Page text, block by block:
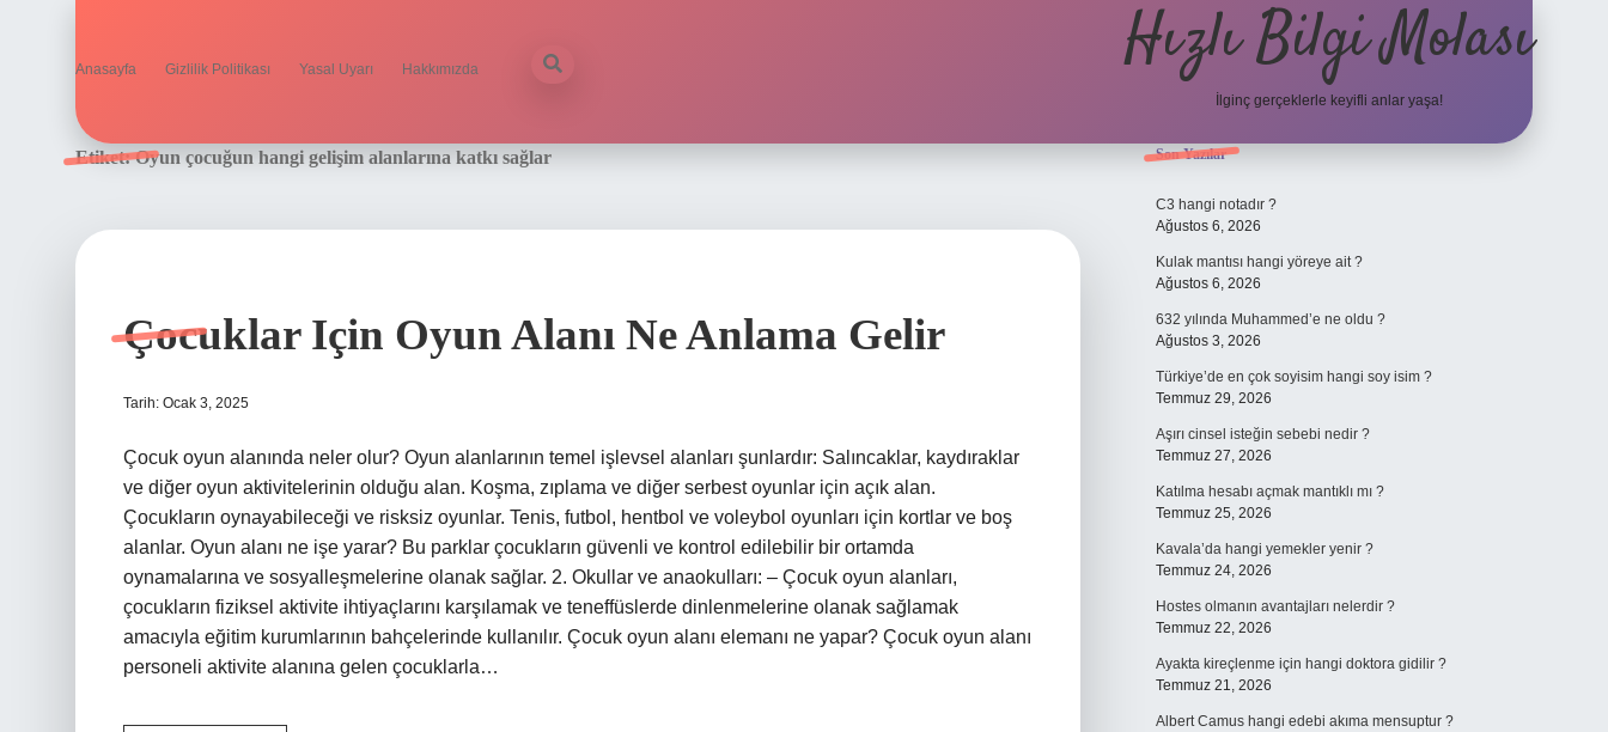
Anasayfa Gizlilik Politikası Yasal Uyarı Hakkımızda Hızlı Bilgi Molası
İlginç gerçeklerle keyifli anlar yaşa!
Etiket:Oyun çocuğun hangi gelişim alanlarına katkı sağlar
Çocuklar Için Oyun Alanı Ne Anlama Gelir
Tarih: Ocak 3, 2025
Çocuk oyun alanında neler olur? Oyun alanlarının temel işlevsel alanları şunlardır: Salıncaklar, kaydıraklar
ve diğer oyun aktivitelerinin olduğu alan. Koşma, zıplama ve diğer serbest oyunlar için açık alan.
Çocukların oynayabileceği ve risksiz oyunlar. Tenis, futbol, ​​hentbol ve voleybol oyunları için kortlar ve boş
alanlar. Oyun alanı ne işe yarar? Bu parklar çocukların güvenli ve kontrol edilebilir bir ortamda
oynamalarına ve sosyalleşmelerine olanak sağlar. 2. Okullar ve anaokulları: – Çocuk oyun alanları,
çocukların fiziksel aktivite ihtiyaçlarını karşılamak ve teneffüslerde dinlenmelerine olanak sağlamak
amacıyla eğitim kurumlarının bahçelerinde kullanılır. Çocuk oyun alanı elemanı ne yapar? Çocuk oyun alanı
personeli aktivite alanına gelen çocuklarla…
Sidebar
Son Yazılar
C3 hangi notadır ?
Ağustos 6, 2026
Kulak mantısı hangi yöreye ait ?
Ağustos 6, 2026
632 yılında Muhammed’e ne oldu ?
Ağustos 3, 2026
Türkiye’de en çok soyisim hangi soy isim ?
Temmuz 29, 2026
Aşırı cinsel isteğin sebebi nedir ?
Temmuz 27, 2026
Katılma hesabı açmak mantıklı mı ?
Temmuz 25, 2026
Kavala’da hangi yemekler yenir ?
Temmuz 24, 2026
Hostes olmanın avantajları nelerdir ?
Temmuz 22, 2026
Ayakta kireçlenme için hangi doktora gidilir ?
Temmuz 21, 2026
Albert Camus hangi edebi akıma mensuptur ?